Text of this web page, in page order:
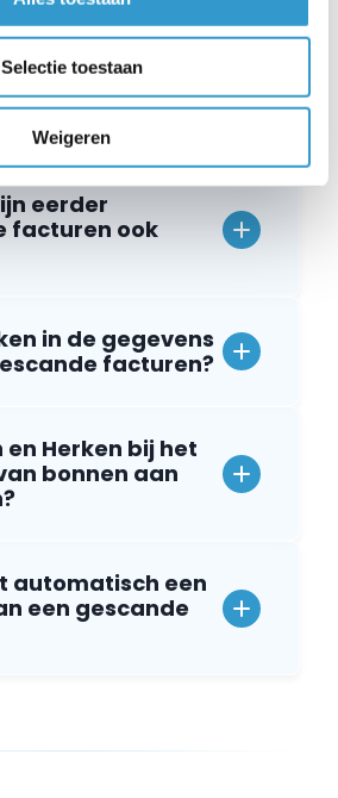
Selectie toestaan
Weigeren
haalt jortt
eerder
facturen ook
in de gegevens
facturen?
en Herken bij het
bonnen aan
automatisch een
een gescande